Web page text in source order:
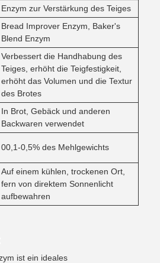
Enzym zur Verstärkung des Teiges
Bread Improver Enzym, Baker's
Blend Enzym
Verbessert die Handhabung des
Teiges, erhöht die Teigfestigkeit,
erhöht das Volumen und die Textur
des Brotes
In Brot, Gebäck und anderen
Backwaren verwendet
00,1-0,5% des Mehlgewichts
Auf einem kühlen, trockenen Ort,
fern von direktem Sonnenlicht
aufbewahren
ist ein ideales